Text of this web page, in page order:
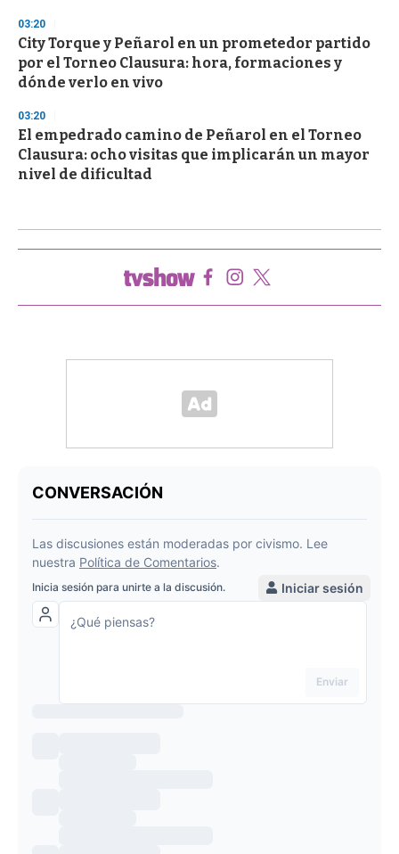
03:20
City Torque y Peñarol en un prometedor partido
por el Torneo Clausura: hora, formaciones y
dónde verlo en vivo
03:20
El empedrado camino de Peñarol en el Torneo
Clausura: ocho visitas que implicarán un mayor
nivel de dificultad